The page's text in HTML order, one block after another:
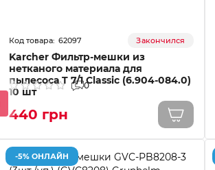
62097 Закончился
Karcher Фильтр-мешки из
нетканого материала для
пылесоса T 7/1 Classic (6.904-084.0)
10 шт
0
440 грн
-5% ОНЛАЙН